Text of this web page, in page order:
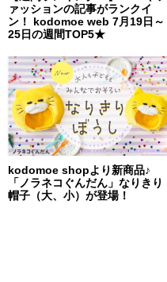
ァッションの記事がランクイ
ン！ kodomoe web 7月19日～
25日の週間TOP5★
kodomoe shopより新商品♪
「ノラネコぐんだん」なりきり
帽子（大、小）が登場！